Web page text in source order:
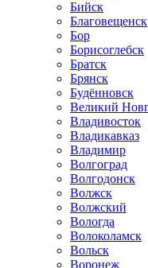
Бийск
Благовещенск
Бор
Борисоглебск
Братск
Брянск
Будённовск
Великий
Владивосток
Владикавказ
Владимир
Волгоград
Волгодонск
Волжск
Волжский
Вологда
Волоколамск
Вольск
Воронеж